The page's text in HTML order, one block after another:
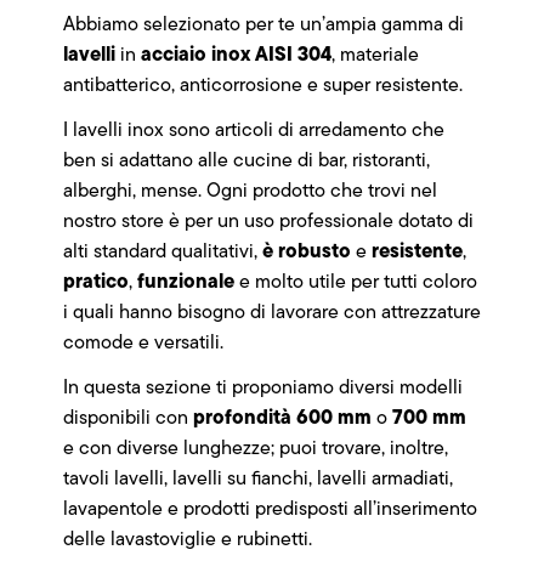
Abbiamo selezionato per te un’ampia gamma di
lavelli in acciaio inox AISI 304, materiale
antibatterico, anticorrosione e super resistente.
I lavelli inox sono articoli di arredamento che
ben si adattano alle cucine di bar, ristoranti,
alberghi, mense. Ogni prodotto che trovi nel
nostro store è per un uso professionale dotato di
alti standard qualitativi,è robusto eresistente,
pratico,funzionalee molto utile per tutti coloro
i quali hanno bisogno di lavorare con attrezzature
comode e versatili.
In questa sezione ti proponiamo diversi modelli
disponibili con profondità 600 mm o700 mm
e con diverse lunghezze; puoi trovare, inoltre,
tavoli lavelli, lavelli su fianchi, lavelli armadiati,
lavapentole e prodotti predisposti all’inserimento
delle lavastoviglie e rubinetti.